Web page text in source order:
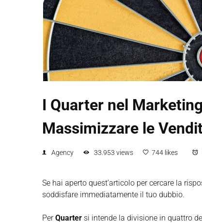
I Quarter nel
Massimizzare le
Agency 33.953 views 744 likes
Se hai aperto quest’articolo per cercare la
soddisfare immediatamente il tuo dubbio.
PerQuarter si intende la divisione in quattro